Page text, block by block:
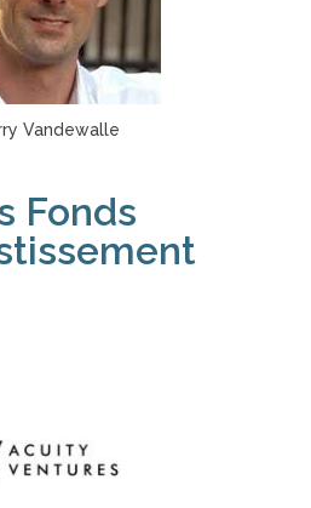
Vandewalle
Fonds